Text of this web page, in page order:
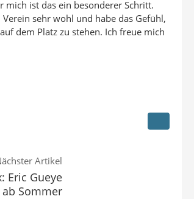
mich ist das ein besonderer Schritt.
sehr wohl und habe das Gefühl,
dem Platz zu stehen. Ich freue mich
Artikel
Eric Gueye
Sommer